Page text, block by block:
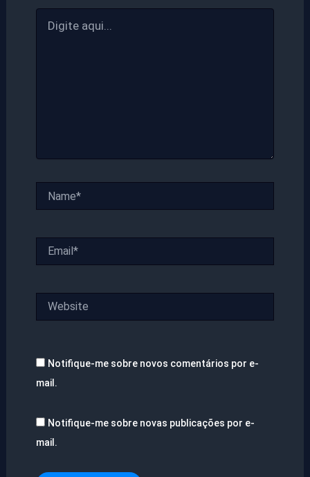
aqui...
Notifique-me sobre novos comentários por e-
mail.
Notifique-me sobre novas publicações por e-
mail.